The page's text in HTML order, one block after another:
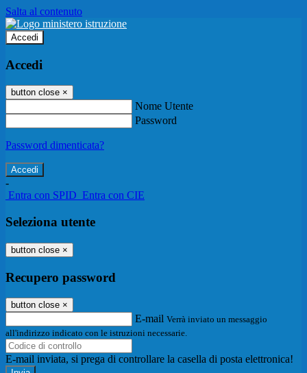
Salta al contenuto
Accedi
Accedi
button close ×
Nome Utente
Password
Password dimenticata?
-
Entra con SPID Entra con CIE
Seleziona utente
button close ×
Recupero password
button close ×
E-mail Verrà inviato un messaggio
all'indirizzo indicato con le istruzioni necessarie.
E-mail inviata, si prega di controllare la casella di posta elettronica!